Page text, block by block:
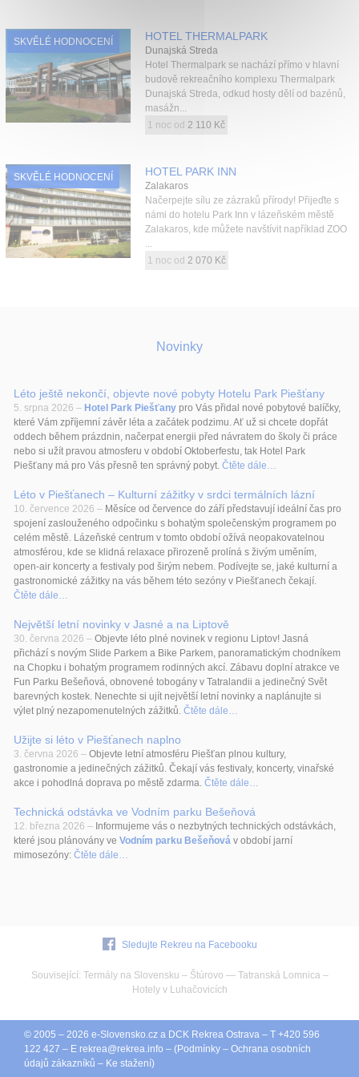
SKVĚLÉ HODNOCENÍ HOTEL THERMALPARK
Dunajská Streda
Hotel Thermalpark se nachází přímo v hlavní
budově rekreačního komplexu Thermalpark
Dunajská Streda, odkud hosty dělí od bazénů,
masážn...
1 noc od 2 110 Kč
SKVĚLÉ HODNOCENÍ HOTEL PARK INN
Zalakaros
Načerpejte sílu ze zázraků přírody! Přijeďte s
námi do hotelu Park Inn v lázeňském městě
Zalakaros, kde můžete navštívit například ZOO
...
1 noc od 2 070 Kč
Novinky
Léto ještě nekončí, objevte nové pobyty Hotelu Park Piešťany
5. srpna 2026 – Hotel Park Piešťany pro Vás přidal nové pobytové balíčky,
které Vám zpříjemní závěr léta a začátek podzimu. Ať už si chcete dopřát
oddech během prázdnin, načerpat energii před návratem do školy či práce
nebo si užít pravou atmosferu v období Oktoberfestu, tak Hotel Park
Piešťany má pro Vás přesně ten správný pobyt. Čtěte dále…
Léto v Piešťanech – Kulturní zážitky v srdci termálních lázní
10. července 2026 – Měsíce od července do září představují ideální čas pro
spojení zaslouženého odpočinku s bohatým společenským programem po
celém městě. Lázeňské centrum v tomto období ožívá neopakovatelnou
atmosférou, kde se klidná relaxace přirozeně prolíná s živým uměním,
open-air koncerty a festivaly pod širým nebem. Podívejte se, jaké kulturní a
gastronomické zážitky na vás během této sezóny v Piešťanech čekají.
Čtěte dále…
Největší letní novinky v Jasné a na Liptově
30. června 2026 – Objevte léto plné novinek v regionu Liptov! Jasná
přichází s novým Slide Parkem a Bike Parkem, panoramatickým chodníkem
na Chopku i bohatým programem rodinných akcí. Zábavu doplní atrakce ve
Fun Parku Bešeňová, obnovené tobogány v Tatralandii a jedinečný Svět
barevných kostek. Nenechte si ujít největší letní novinky a naplánujte si
výlet plný nezapomenutelných zážitků. Čtěte dále…
Užijte si léto v Piešťanech naplno
3. června 2026 – Objevte letní atmosféru Piešťan plnou kultury,
gastronomie a jedinečných zážitků. Čekají vás festivaly, koncerty, vinařské
akce i pohodlná doprava po městě zdarma. Čtěte dále…
Technická odstávka ve Vodním parku Bešeňová
12. března 2026 – Informujeme vás o nezbytných technických odstávkách,
které jsou plánovány ve Vodním parku Bešeňová v období jarní
mimosezóny: Čtěte dále…
Sledujte Rekreu na Facebooku
Související: Termály na Slovensku – Štúrovo — Tatranská Lomnica–
Hotely v Luhačovicích
© 2005 – 2026 e-Slovensko.cz a DCK Rekrea Ostrava – T +420 596
122 427 – E rekrea@rekrea.info – (Podmínky – Ochrana osobních
údajů zákazníků – Ke stažení)